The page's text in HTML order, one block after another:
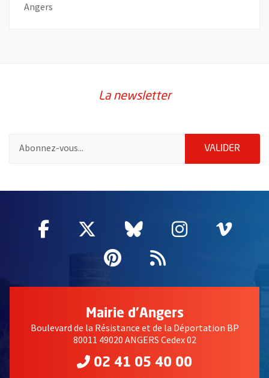
Angers
La newsletter
VALIDER
Facebook
, Ouvre une nouvelle fenêtre
Twitter
, Ouvre une nouvelle
Bluesky
, Ouvre une
Instagram
, Ouvre
,
Pinterest
, Ouvre une
Flux RSS
Mairie d'Angers
Boulevard de la Résistance et de la Déportation BP
80011 49020 ANGERS Cedex 02
02 41 05 40 00